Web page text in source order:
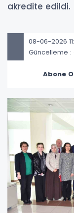
akredite edildi.
08-06-2026
Güncelleme :
Abone